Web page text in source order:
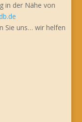
in der Nähe von
Sie uns… wir helfen